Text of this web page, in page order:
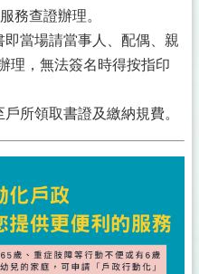
務查證辦理。
當場請當事人、配偶、親
理，無法簽名時得按指印
所領取書證及繳納規費。